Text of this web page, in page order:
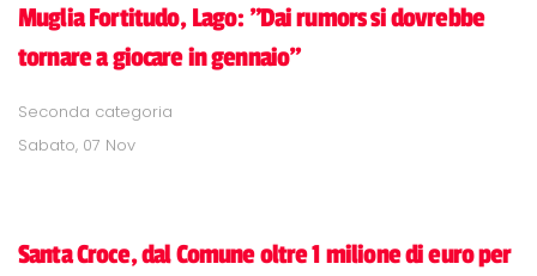
Muglia Fortitudo, Lago: "Dai rumors si dovrebbe
tornare a giocare in gennaio"
Seconda categoria
Sabato, 07 Nov
Santa Croce, dal Comune oltre 1 milione di euro per